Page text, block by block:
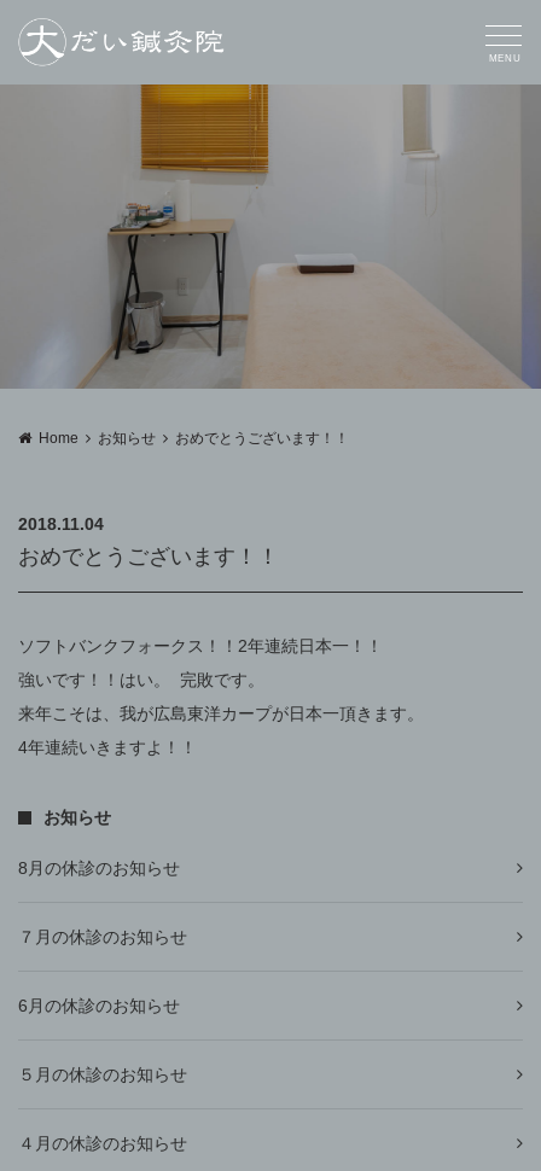
MENU
Home お知らせ おめでとうございます！！
2018.11.04
おめでとうございます！！
ソフトバンクフォークス！！2年連続日本一！！
強いです！！はい。 完敗です。
来年こそは、我が広島東洋カープが日本一頂きます。
4年連続いきますよ！！
お知らせ
8月の休診のお知らせ
７月の休診のお知らせ
6月の休診のお知らせ
５月の休診のお知らせ
４月の休診のお知らせ